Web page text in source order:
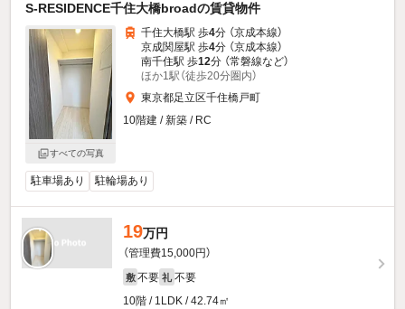
S-RESIDENCE千住大橋broadの賃貸物件
すべての写真
千住大橋駅 歩4分 （京成本線）
京成関屋駅 歩4分 （京成本線）
南千住駅 歩12分 （常磐線など）
ほか1駅（徒歩20分圏内）
東京都足立区千住橋戸町
10階建 / 新築 / RC
駐車場あり 駐輪場あり
19万円
（管理費15,000円）
敷 不要 礼 不要
10階 / 1LDK / 42.74㎡